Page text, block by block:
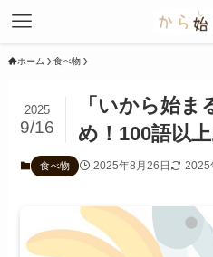
ホーム 食べ物
「いから始ま
め！100語以
2025
9/16
食べ物 2025年8月26日 2025